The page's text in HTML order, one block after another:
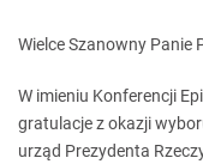
Wielce Szanowny Panie
W imieniu Konferencji
gratulacje z okazji
urząd Prezydenta